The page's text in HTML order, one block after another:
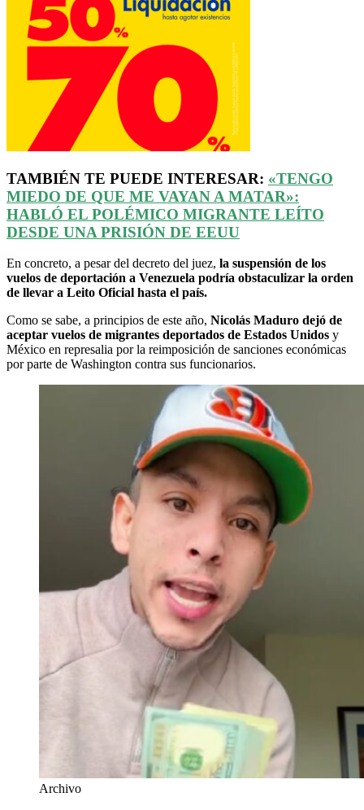
TAMBIÉN TE PUEDE INTERESAR: «TENGO
MIEDO DE QUE ME VAYAN A MATAR»:
HABLÓ EL POLÉMICO MIGRANTE LEÍTO
DESDE UNA PRISIÓN DE EEUU
En concreto, a pesar del decreto del juez, la suspensión de los
vuelos de deportación a Venezuela podría obstaculizar la orden
de llevar a Leito Oficial hasta el país.
Como se sabe, a principios de este año, Nicolás Maduro dejó de
aceptar vuelos de migrantes deportados de Estados Unidos y
México en represalia por la reimposición de sanciones económicas
por parte de Washington contra sus funcionarios.
Archivo